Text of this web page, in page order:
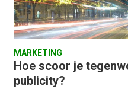
MARKETING
Hoe scoor je
publicity?